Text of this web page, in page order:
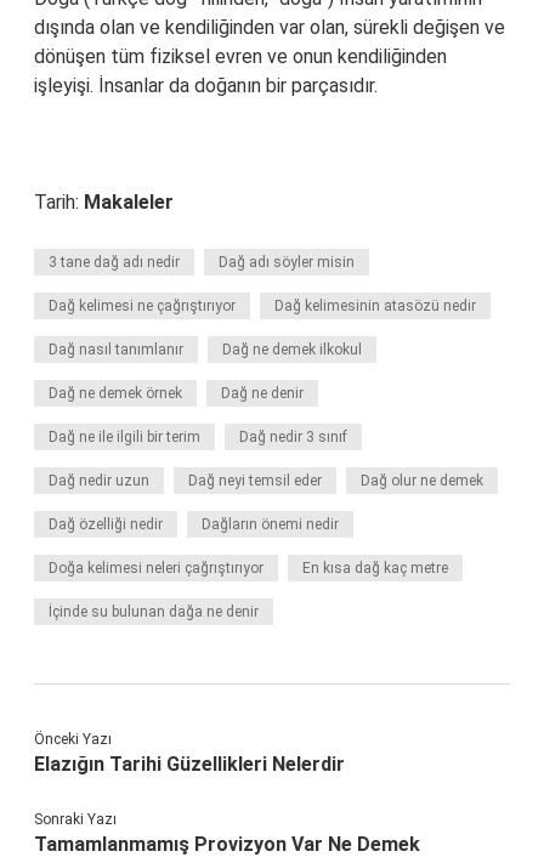
dışında olan ve kendiliğinden var olan, sürekli değişen ve
dönüşen tüm fiziksel evren ve onun kendiliğinden
işleyişi. İnsanlar da doğanın bir parçasıdır.
Tarih: Makaleler
3 tane dağ adı nedir Dağ adı söyler misin
Dağ kelimesi ne çağrıştırıyor Dağ kelimesinin atasözü nedir
Dağ nasıl tanımlanır Dağ ne demek ilkokul
Dağ ne demek örnek Dağ ne denir
Dağ ne ile ilgili bir terim Dağ nedir 3 sınıf
Dağ nedir uzun Dağ neyi temsil eder Dağ olur ne demek
Dağ özelliği nedir Dağların önemi nedir
Doğa kelimesi neleri çağrıştırıyor En kısa dağ kaç metre
İçinde su bulunan dağa ne denir
Önceki Yazı
Elazığın Tarihi Güzellikleri Nelerdir
Sonraki Yazı
Tamamlanmamış Provizyon Var Ne Demek